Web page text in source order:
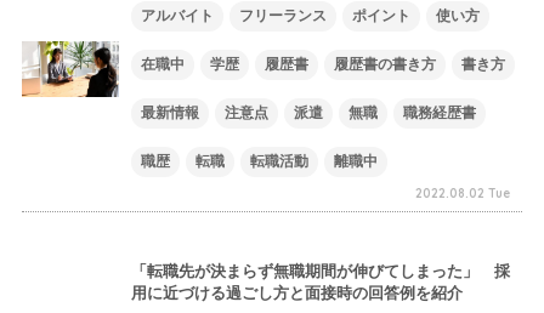
アルバイト フリーランス ポイント 使い方
在職中 学歴 履歴書 履歴書の書き方 書き方
最新情報 注意点 派遣 無職 職務経歴書
職歴 転職 転職活動 離職中
2022.08.02 Tue
「転職先が決まらず無職期間が伸びてしまった」 採
用に近づける過ごし方と面接時の回答例を紹介